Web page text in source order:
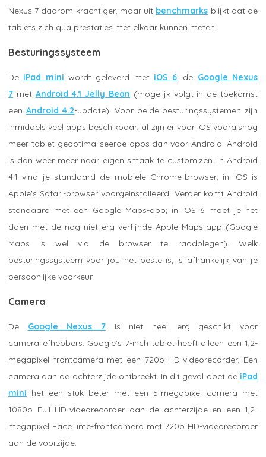
Nexus 7 daarom krachtiger, maar uit benchmarks blijkt dat de
tablets zich qua prestaties met elkaar kunnen meten.
Besturingssysteem
De iPad mini wordt geleverd met iOS 6 , de Google Nexus
7 met Android 4.1 Jelly Bean (mogelijk volgt in de toekomst
een Android 4.2-update). Voor beide besturingssystemen zijn
inmiddels veel apps beschikbaar, al zijn er voor iOS vooralsnog
meer tablet-geoptimaliseerde apps dan voor Android. Android
is dan weer meer naar eigen smaak te customizen. In Android
4.1 vind je standaard de mobiele Chrome-browser, in iOS is
Apple's Safari-browser voorgeinstalleerd. Verder komt Android
standaard met een Google Maps-app; in iOS 6 moet je het
doen met de nog niet erg verfijnde Apple Maps-app (Google
Maps is wel via de browser te raadplegen). Welk
besturingssysteem voor jou het beste is, is afhankelijk van je
persoonlijke voorkeur.
Camera
De Google Nexus 7 is niet heel erg geschikt voor
cameraliefhebbers: Google's 7-inch tablet heeft alleen een 1,2-
megapixel frontcamera met een 720p HD-videorecorder. Een
camera aan de achterzijde ontbreekt. In dit geval doet de iPad
mini het een stuk beter met een 5-megapixel camera met
1080p Full HD-videorecorder aan de achterzijde en een 1,2-
megapixel FaceTime-frontcamera met 720p HD-videorecorder
aan de voorzijde.